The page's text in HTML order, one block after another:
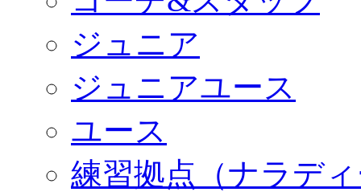
ジュニア
ジュニアユース
ユース
練習拠点（ナラデ